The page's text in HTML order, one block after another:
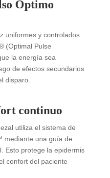
Óptimo
uniformes y controlados
(Optimal Pulse
la energía sea
de efectos secundarios
disparo.
continuo
utiliza el sistema de
mediante una guía de
Esto protege la epidermis
confort del paciente